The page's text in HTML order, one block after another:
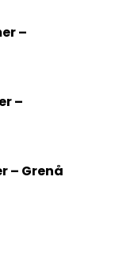
–
–
– Grenå